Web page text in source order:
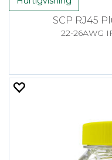
SCP RJ45
22-26AWG